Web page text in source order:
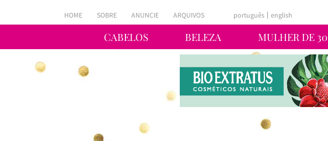
CABELOS BELEZA MULHER DE 30
HOME SOBRE ANUNCIE ARQUIVOS português english